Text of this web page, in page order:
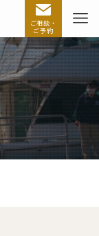
ご相談・
ご予約